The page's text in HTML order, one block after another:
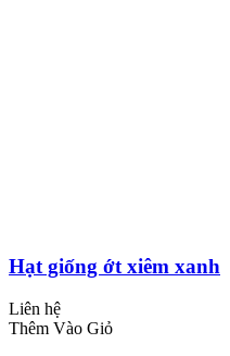
Hạt giống ớt xiêm xanh
Liên hệ
Thêm Vào Giỏ